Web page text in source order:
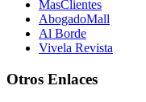
MasClientes
AbogadoMall
Al Borde
Vivela Revista
Otros Enlaces